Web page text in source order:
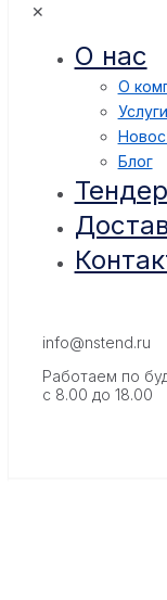
✕
О нас
О
Блог
info@nstend.ru
Работаем по
с 8.00 до 18.00